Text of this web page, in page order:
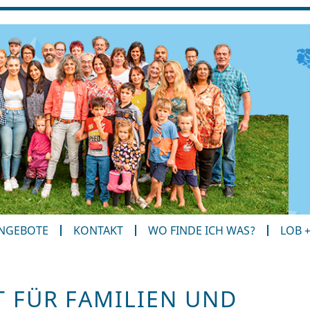
KONTAKT WO FINDE ICH WAS? LOB
FÜR FAMILIEN UND